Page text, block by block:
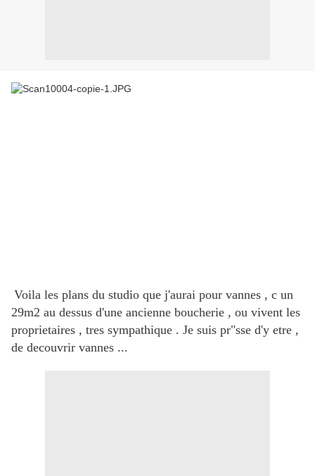
Voila les plans du studio que j'aurai pour vannes , c un
29m2 au dessus d'une ancienne boucherie , ou vivent les
proprietaires , tres sympathique . Je suis pr"sse d'y etre ,
de decouvrir vannes ...